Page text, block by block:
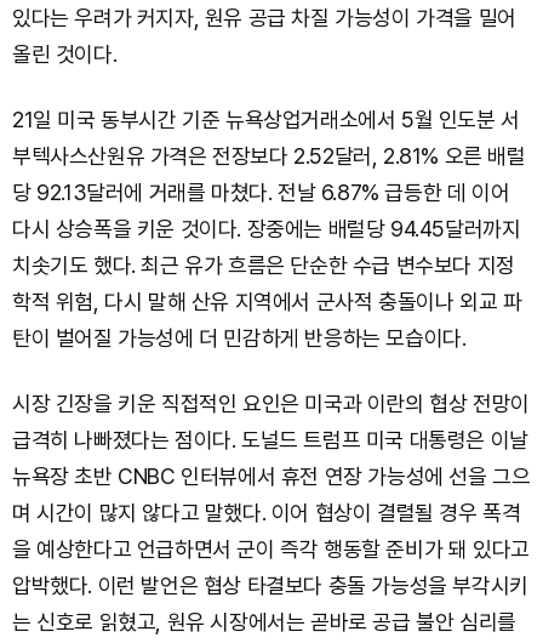
있다는 우려가 커지자, 원유 공급 차질 가능성이 가격을 밀어
올린 것이다.
21일 미국 동부시간 기준 뉴욕상업거래소에서 5월 인도분 서
부텍사스산원유 가격은 전장보다 2.52달러, 2.81% 오른 배럴
당 92.13달러에 거래를 마쳤다. 전날 6.87% 급등한 데 이어
다시 상승폭을 키운 것이다. 장중에는 배럴당 94.45달러까지
치솟기도 했다. 최근 유가 흐름은 단순한 수급 변수보다 지정
학적 위험, 다시 말해 산유 지역에서 군사적 충돌이나 외교 파
탄이 벌어질 가능성에 더 민감하게 반응하는 모습이다.
시장 긴장을 키운 직접적인 요인은 미국과 이란의 협상 전망이
급격히 나빠졌다는 점이다. 도널드 트럼프 미국 대통령은 이날
뉴욕장 초반 CNBC 인터뷰에서 휴전 연장 가능성에 선을 그으
며 시간이 많지 않다고 말했다. 이어 협상이 결렬될 경우 폭격
을 예상한다고 언급하면서 군이 즉각 행동할 준비가 돼 있다고
압박했다. 이런 발언은 협상 타결보다 충돌 가능성을 부각시키
는 신호로 읽혔고, 원유 시장에서는 곧바로 공급 불안 심리를